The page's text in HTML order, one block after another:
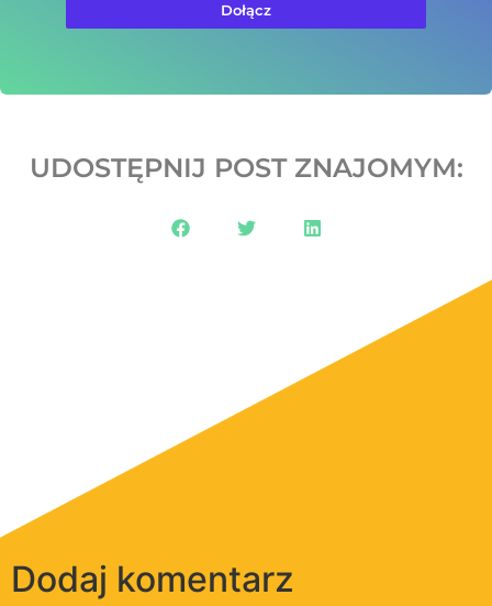
Dołącz
UDOSTĘPNIJ POST ZNAJOMYM:
Dodaj komentarz